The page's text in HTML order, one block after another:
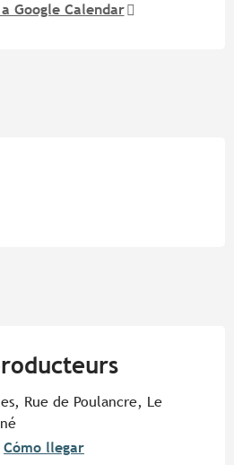
Google Calendar
Rue de Poulancre, Le
Cómo llegar